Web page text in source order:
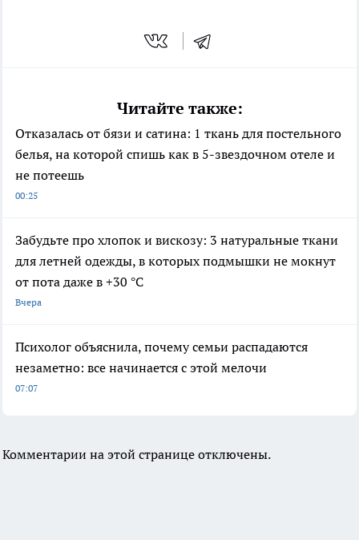
Читайте также:
Отказалась от бязи и сатина: 1 ткань для постельного
белья, на которой спишь как в 5-звездочном отеле и
не потеешь
00:25
Забудьте про хлопок и вискозу: 3 натуральные ткани
для летней одежды, в которых подмышки не мокнут
от пота даже в +30 °C
Вчера
Психолог объяснила, почему семьи распадаются
незаметно: все начинается с этой мелочи
07:07
Комментарии на этой странице отключены.